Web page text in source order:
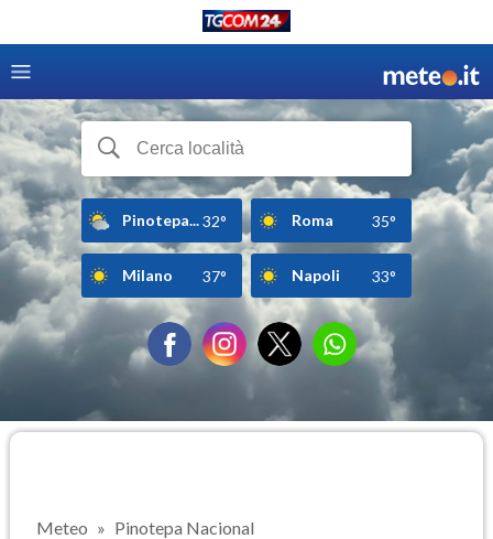
Pinotepa...32° Roma 35°
Milano 37° Napoli 33°
Meteo Pinotepa Nacional